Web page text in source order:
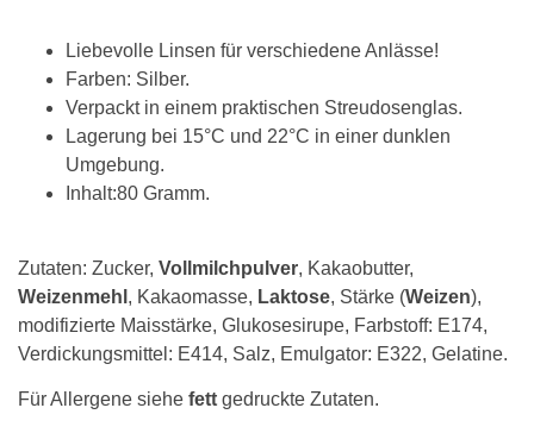
Liebevolle Linsen für verschiedene Anlässe!
Farben: Silber.
Verpackt in einem praktischen Streudosenglas.
Lagerung bei 15°C und 22°C in einer dunklen
Umgebung.
Inhalt:80 Gramm.
Zutaten: Zucker, Vollmilchpulver, Kakaobutter,
Weizenmehl , Kakaomasse, Laktose, Stärke (Weizen),
modifizierte Maisstärke, Glukosesirupe, Farbstoff: E174,
Verdickungsmittel: E414, Salz, Emulgator: E322, Gelatine.
Für Allergene siehe fett gedruckte Zutaten.